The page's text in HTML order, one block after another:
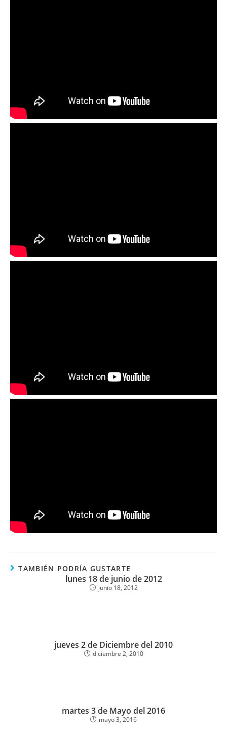
TAMBIÉN PODRÍA GUSTARTE
lunes 18 de junio de 2012
junio 18, 2012
jueves 2 de Diciembre del 2010
diciembre 2, 2010
martes 3 de Mayo del 2016
mayo 3, 2016